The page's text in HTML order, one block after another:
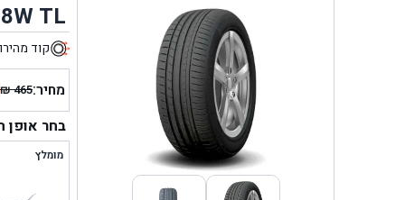
TL
קוד
מחיר: ₪465
היה:
הוא:
בחר אופן
מומלץ